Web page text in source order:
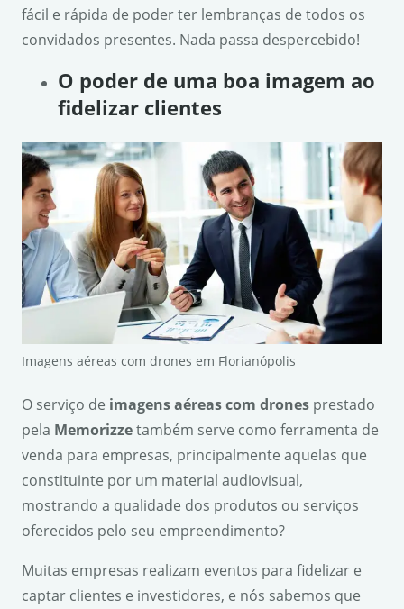
fácil e rápida de poder ter lembranças de todos os
convidados presentes. Nada passa despercebido!
O poder de uma boa imagem ao
fidelizar clientes
Imagens aéreas com drones em Florianópolis
O serviço de imagens aéreas com drones prestado
pela Memorizzetambém serve como ferramenta de
venda para empresas, principalmente aquelas que
constituinte por um material audiovisual,
mostrando a qualidade dos produtos ou serviços
oferecidos pelo seu empreendimento?
Muitas empresas realizam eventos para fidelizar e
captar clientes e investidores, e nós sabemos que